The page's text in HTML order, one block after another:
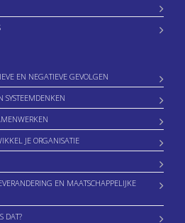
EN NEGATIEVE GEVOLGEN
SYSTEEMDENKEN
JE ORGANISATIE
EN MAATSCHAPPELIJKE
DAT?